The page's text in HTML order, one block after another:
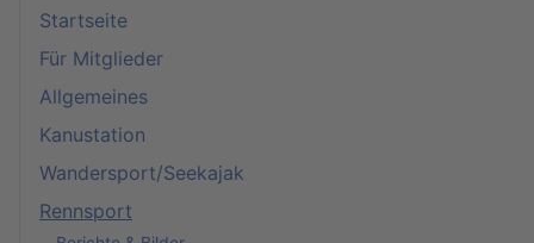
Startseite
Für Mitglieder
Allgemeines
Kanustation
Wandersport/Seekajak
Rennsport